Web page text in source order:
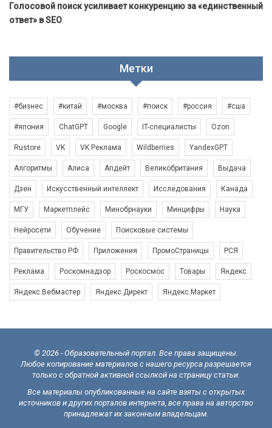
Голосовой поиск усиливает конкуренцию за «единственный
ответ» в SEO
Метки
#бизнес #китай #москва #поиск #россия #сша
#япония ChatGPT Google IT-специалисты Ozon
Rustore VK VK Реклама Wildberries YandexGPT
Алгоритмы Алиса Апдейт Великобритания Выдача
Дзен Искусственный интеллект Исследования Канада
МГУ Маркетплейс Минобрнауки Минцифры Наука
Нейросети Обучение Поисковые системы
Правительство РФ Приложения ПромоСтраницы РСЯ
Реклама Роскомнадзор Роскосмос Товары Яндекс
Яндекс.Вебмастер Яндекс.Директ Яндекс.Маркет
© 2026 - Образовательный портал. Все права защищены.
Любое копирование материалов с нашего ресурса разрешается
только с обратной активной ссылкой на страницу статьи.
Все материалы опубликованные на сайте взяты с открытых
источников и других порталов интернета, все права на авторство
принадлежат их законным владельцам.